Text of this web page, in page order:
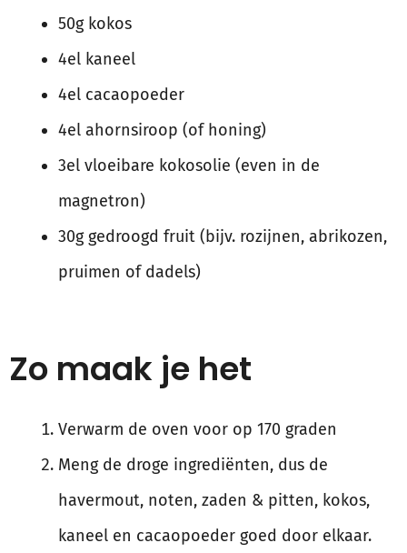
50g kokos
4el kaneel
4el cacaopoeder
4el ahornsiroop (of honing)
3el vloeibare kokosolie (even in de
magnetron)
30g gedroogd fruit (bijv. rozijnen, abrikozen,
pruimen of dadels)
Zo maak je het
Verwarm de oven voor op 170 graden
Meng de droge ingrediënten, dus de
havermout, noten, zaden & pitten, kokos,
kaneel en cacaopoeder goed door elkaar.